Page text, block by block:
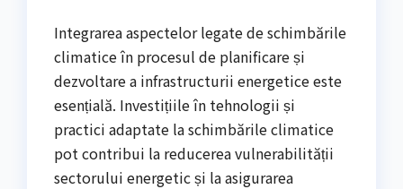
Integrarea aspectelor legate de schimbările
climatice în procesul de planificare și
dezvoltare a infrastructurii energetice este
esențială. Investițiile în tehnologii și
practici adaptate la schimbările climatice
pot contribui la reducerea vulnerabilității
sectorului energetic și la asigurarea